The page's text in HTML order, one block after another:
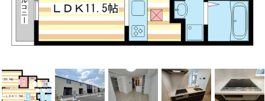
地域から探す
地図から探す
AcePlanner公式ライン